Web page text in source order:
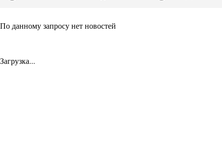
По данному запросу нет новостей
Загрузка...